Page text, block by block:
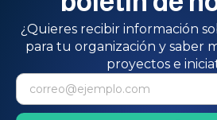
¿Quieres recibir información
para tu organización y saber
proyectos e